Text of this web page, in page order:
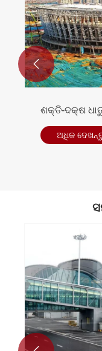
ଷ୍ଟିଲ୍-ଫ୍ରେମ୍
ଅଧିକ
